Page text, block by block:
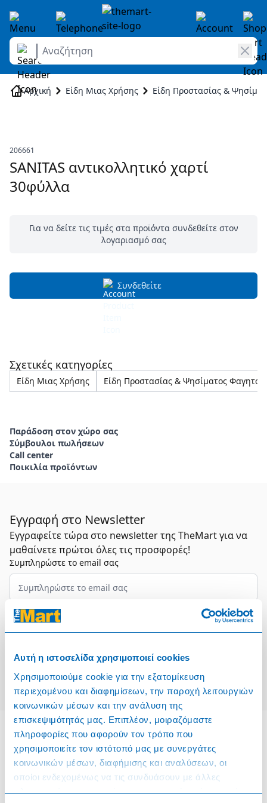
Αυτή η ιστοσελίδα χρησιμοποιεί cookies
Χρησιμοποιούμε cookie για την εξατομίκευση
περιεχομένου και διαφημίσεων, την παροχή λειτουργιών
κοινωνικών μέσων και την ανάλυση της
επισκεψιμότητάς μας. Επιπλέον, μοιραζόμαστε
πληροφορίες που αφορούν τον τρόπο που
χρησιμοποιείτε τον ιστότοπό μας με συνεργάτες
κοινωνικών μέσων, διαφήμισης και αναλύσεων, οι
οποίοι ενδεχομένως να τις συνδυάσουν με άλλες
πληροφορίες που τους έχετε παραχωρήσει ή τις οποίες
Skip to Content
Αναζήτηση
Αρχική Είδη Μιας Χρήσης Είδη Προστασίας &
206661
SANITAS αντικολλητικό χαρτί
30φύλλα
Για να δείτε τις τιμές στα προϊόντα συνδεθείτε στον
λογαριασμό σας
Συνδεθείτε
Σχετικές κατηγορίες
Είδη Μιας Χρήσης Είδη Προστασίας & Ψησίματος Φαγητού
Παράδοση στον χώρο σας
Σύμβουλοι πωλήσεων
Call center
Ποικιλία προϊόντων
Εγγραφή στο Newsletter
Εγγραφείτε τώρα στο newsletter της TheMart για να
μαθαίνετε πρώτοι όλες τις προσφορές!
Συμπληρώστε το email σας
Επιλέξτε τον τομέα σας
Πληροφορίες
Όροι & Προϋποθέσεις